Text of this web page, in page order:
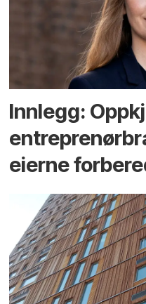
Innlegg:
eierne